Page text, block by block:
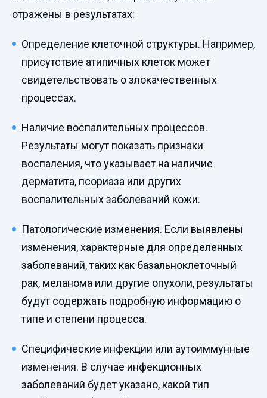
отражены в результатах:
Определение клеточной структуры. Например,
присутствие атипичных клеток может
свидетельствовать о злокачественных
процессах.
Наличие воспалительных процессов.
Результаты могут показать признаки
воспаления, что указывает на наличие
дерматита, псориаза или других
воспалительных заболеваний кожи.
Патологические изменения. Если выявлены
изменения, характерные для определенных
заболеваний, таких как базальноклеточный
рак, меланома или другие опухоли, результаты
будут содержать подробную информацию о
типе и степени процесса.
Специфические инфекции или аутоиммунные
изменения. В случае инфекционных
заболеваний будет указано, какой тип